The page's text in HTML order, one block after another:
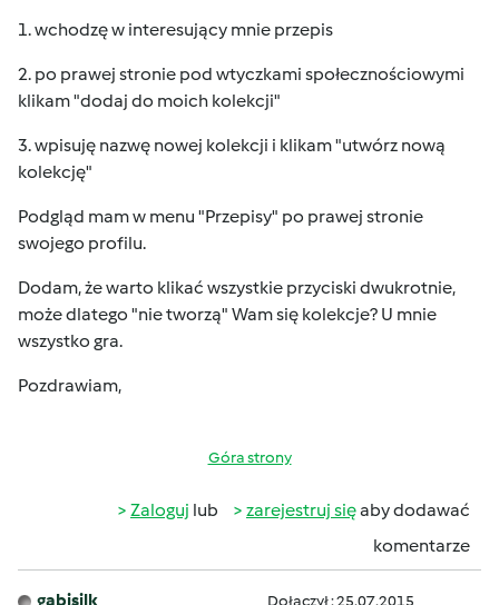
1. wchodzę w interesujący mnie przepis
2. po prawej stronie pod wtyczkami społecznościowymi
klikam "dodaj do moich kolekcji"
3. wpisuję nazwę nowej kolekcji i klikam "utwórz nową
kolekcję"
Podgląd mam w menu "Przepisy" po prawej stronie
swojego profilu.
Dodam, że warto klikać wszystkie przyciski dwukrotnie,
może dlatego "nie tworzą" Wam się kolekcje? U mnie
wszystko gra.
Pozdrawiam,
Góra strony
Zaloguj lub zarejestruj sięaby dodawać
komentarze
gabisilk Dołączył : 25.07.2015